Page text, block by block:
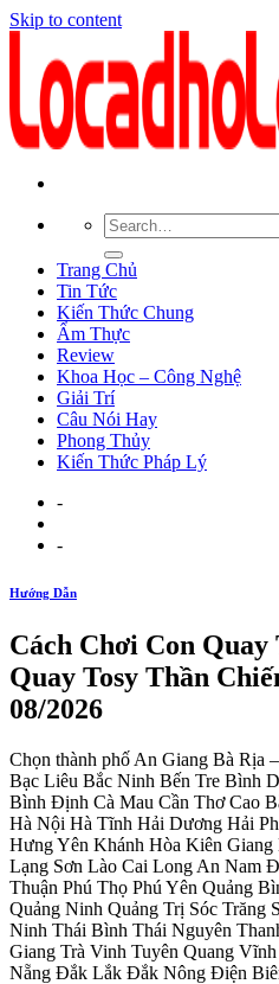
Skip to content
Trang Chủ
Tin Tức
Kiến Thức Chung
Ẩm Thực
Review
Khoa Học – Công Nghệ
Giải Trí
Câu Nói Hay
Phong Thủy
Kiến Thức Pháp Lý
-
-
Hướng Dẫn
Cách Chơi Con Quay
Quay Tosy Thần
08/2026
Chọn thành phố An Giang Bà Rịa
Bạc Liêu Bắc Ninh Bến Tre Bình
Bình Định Cà Mau Cần Thơ Cao
Hà Nội Hà Tĩnh Hải Dương Hải
Hưng Yên Khánh Hòa Kiên
Lạng Sơn Lào Cai Long An Nam
Thuận Phú Thọ Phú Yên Quảng
Quảng Ninh Quảng Trị Sóc Trăng
Ninh Thái Bình Thái Nguyên
Giang Trà Vinh Tuyên Quang
Nẵng Đắk Lắk Đắk Nông Điện